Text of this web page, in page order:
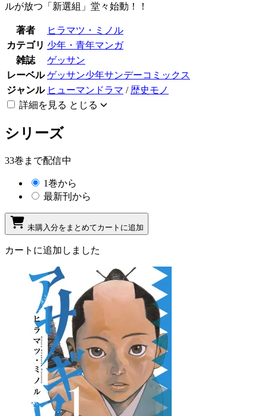
ルが放つ「新選組」堂々始動！！
著者
ヒラマツ・ミノル
カテゴリ 少年・青年マンガ
雑誌
ゲッサン
レーベル ゲッサン少年サンデーコミックス
ジャンル ヒューマンドラマ / 歴史モノ
詳細を見る とじる
シリーズ
33巻まで配信中
1巻から
最新刊から
未購入分をまとめてカートに追加
カートに追加しました